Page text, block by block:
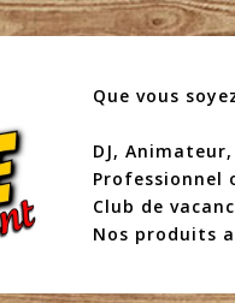
Que vous
DJ,
Professionnel
Club de
Nos produits